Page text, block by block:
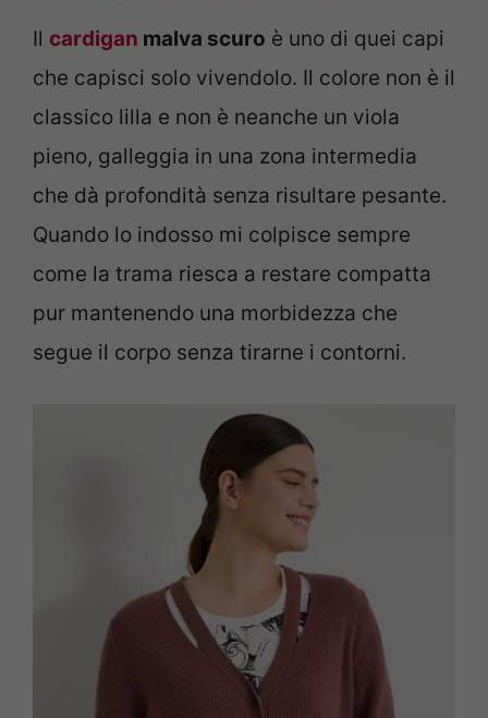
Il cardigan malva scuro è uno di quei capi
che capisci solo vivendolo. Il colore non è il
classico lilla e non è neanche un viola
pieno, galleggia in una zona intermedia
che dà profondità senza risultare pesante.
Quando lo indosso mi colpisce sempre
come la trama riesca a restare compatta
pur mantenendo una morbidezza che
segue il corpo senza tirarne i contorni.